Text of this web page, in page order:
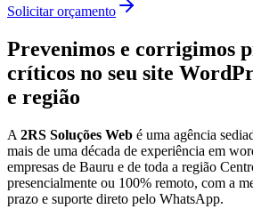
Solicitar orçamento
Prevenimos e corrigimos
críticos no seu site
e região
A 2RS Soluções Web é uma agência
mais de uma década de experiência em
empresas de Bauru e de toda a região
presencialmente ou 100% remoto, com a
prazo e suporte direto pelo WhatsApp.